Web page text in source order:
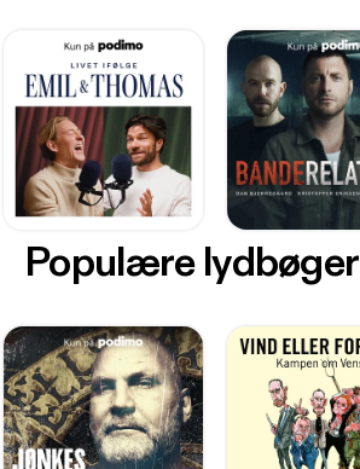
Populære lydbøger